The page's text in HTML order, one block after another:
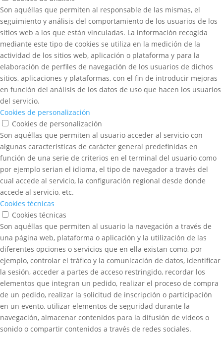
Son aquéllas que permiten al responsable de las mismas, el
seguimiento y análisis del comportamiento de los usuarios de los
sitios web a los que están vinculadas. La información recogida
mediante este tipo de cookies se utiliza en la medición de la
actividad de los sitios web, aplicación o plataforma y para la
elaboración de perfiles de navegación de los usuarios de dichos
sitios, aplicaciones y plataformas, con el fin de introducir mejoras
en función del análisis de los datos de uso que hacen los usuarios
del servicio.
Cookies de personalización
Cookies de personalización
Son aquéllas que permiten al usuario acceder al servicio con
algunas características de carácter general predefinidas en
función de una serie de criterios en el terminal del usuario como
por ejemplo serian el idioma, el tipo de navegador a través del
cual accede al servicio, la configuración regional desde donde
accede al servicio, etc.
Cookies técnicas
Cookies técnicas
Son aquéllas que permiten al usuario la navegación a través de
una página web, plataforma o aplicación y la utilización de las
diferentes opciones o servicios que en ella existan como, por
ejemplo, controlar el tráfico y la comunicación de datos, identificar
la sesión, acceder a partes de acceso restringido, recordar los
elementos que integran un pedido, realizar el proceso de compra
de un pedido, realizar la solicitud de inscripción o participación
en un evento, utilizar elementos de seguridad durante la
navegación, almacenar contenidos para la difusión de videos o
sonido o compartir contenidos a través de redes sociales.